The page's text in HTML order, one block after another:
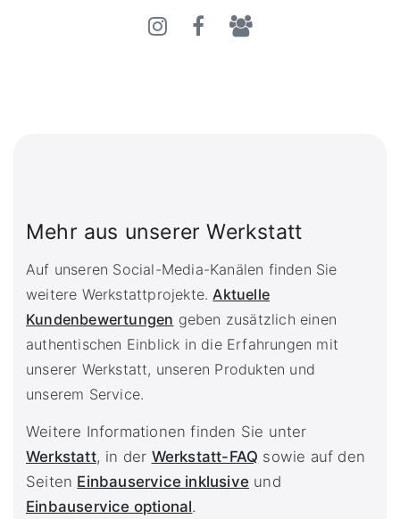
Mehr aus unserer Werkstatt
Auf unseren Social-Media-Kanälen finden Sie
weitere Werkstattprojekte.Aktuelle
Kundenbewertungen geben zusätzlich einen
authentischen Einblick in die Erfahrungen mit
unserer Werkstatt, unseren Produkten und
unserem Service.
Weitere Informationen finden Sie unter
Werkstatt, in der Werkstatt-FAQ sowie auf den
Seiten Einbauservice inklusive und
Einbauservice optional.